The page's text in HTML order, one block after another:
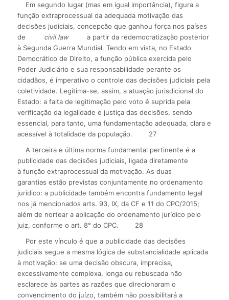
Em segundo lugar (mas em igual importância), figura a
função extraprocessual da adequada motivação das
decisões judiciais, concepção que ganhou força nos países
de
civil law
a partir da redemocratização posterior
à Segunda Guerra Mundial. Tendo em vista, no Estado
Democrático de Direito, a função pública exercida pelo
Poder Judiciário e sua responsabilidade perante os
cidadãos, é imperativo o controle das decisões judiciais pela
coletividade. Legitima-se, assim, a atuação jurisdicional do
Estado: a falta de legitimação pelo voto é suprida pela
verificação da legalidade e justiça das decisões, sendo
essencial, para tanto, uma fundamentação adequada, clara e
acessível à totalidade da população.
27
A terceira e última norma fundamental pertinente é a
publicidade das decisões judiciais, ligada diretamente
à função extraprocessual da motivação. As duas
garantias estão previstas conjuntamente no ordenamento
jurídico: a publicidade também encontra fundamento legal
nos já mencionados arts. 93, IX, da CF e 11 do CPC/2015;
além de nortear a aplicação do ordenamento jurídico pelo
juiz, conforme o art. 8° do CPC.
28
Por este vínculo é que a publicidade das decisões
judiciais segue a mesma lógica de substancialidade aplicada
à motivação: se uma decisão obscura, imprecisa,
excessivamente complexa, longa ou rebuscada não
esclarece às partes as razões que direcionaram o
convencimento do juízo, também não possibilitará a